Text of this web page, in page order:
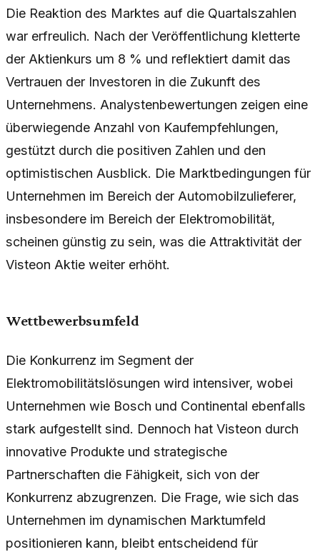
Die Reaktion des Marktes auf die Quartalszahlen
war erfreulich. Nach der Veröffentlichung kletterte
der Aktienkurs um 8 % und reflektiert damit das
Vertrauen der Investoren in die Zukunft des
Unternehmens. Analystenbewertungen zeigen eine
überwiegende Anzahl von Kaufempfehlungen,
gestützt durch die positiven Zahlen und den
optimistischen Ausblick. Die Marktbedingungen für
Unternehmen im Bereich der Automobilzulieferer,
insbesondere im Bereich der Elektromobilität,
scheinen günstig zu sein, was die Attraktivität der
Visteon Aktie weiter erhöht.
Wettbewerbsumfeld
Die Konkurrenz im Segment der
Elektromobilitätslösungen wird intensiver, wobei
Unternehmen wie Bosch und Continental ebenfalls
stark aufgestellt sind. Dennoch hat Visteon durch
innovative Produkte und strategische
Partnerschaften die Fähigkeit, sich von der
Konkurrenz abzugrenzen. Die Frage, wie sich das
Unternehmen im dynamischen Marktumfeld
positionieren kann, bleibt entscheidend für